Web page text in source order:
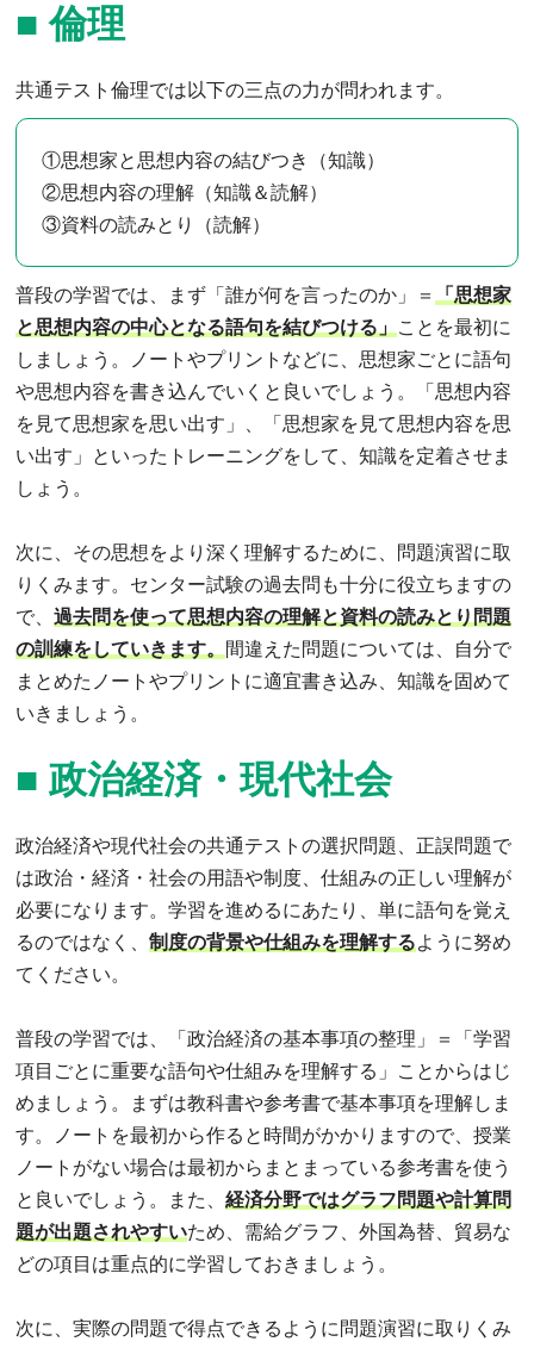
■ 倫理
共通テスト倫理では以下の三点の力が問われます。
①思想家と思想内容の結びつき（知識）
②思想内容の理解（知識＆読解）
③資料の読みとり（読解）
普段の学習では、まず「誰が何を言ったのか」＝
「思想家
と思想内容の中心となる語句を結びつける」 ことを最初に
しましょう。ノートやプリントなどに、思想家ごとに語句
や思想内容を書き込んでいくと良いでしょう。「思想内容
を見て思想家を思い出す」、「思想家を見て思想内容を思
い出す」といったトレーニングをして、知識を定着させま
しょう。
次に、その思想をより深く理解するために、問題演習に取
りくみます。センター試験の過去問も十分に役立ちますの
で、過去問を使って思想内容の理解と資料の読みとり問題
の訓練をしていきます。 間違えた問題については、自分で
まとめたノートやプリントに適宜書き込み、知識を固めて
いきましょう。
■ 政治経済・現代社会
政治経済や現代社会の共通テストの選択問題、正誤問題で
は政治・経済・社会の用語や制度、仕組みの正しい理解が
必要になります。学習を進めるにあたり、単に語句を覚え
るのではなく、制度の背景や仕組みを理解するように努め
てください。
普段の学習では、「政治経済の基本事項の整理」＝「学習
項目ごとに重要な語句や仕組みを理解する」ことからはじ
めましょう。まずは教科書や参考書で基本事項を理解しま
す。ノートを最初から作ると時間がかかりますので、授業
ノートがない場合は最初からまとまっている参考書を使う
と良いでしょう。また、経済分野ではグラフ問題や計算問
題が出題されやすいため、需給グラフ、外国為替、貿易な
どの項目は重点的に学習しておきましょう。
次に、実際の問題で得点できるように問題演習に取りくみ